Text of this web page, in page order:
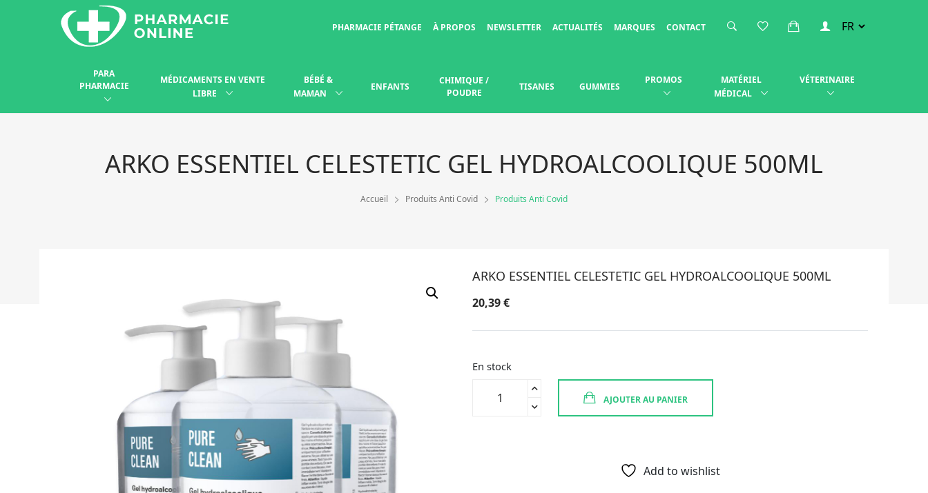
PHARMACIE PÉTANGE À PROPOS NEWSLETTER ACTUALITÉS MARQUES CONTACT
PARA
PHARMACIE
MÉDICAMENTS EN VENTE
LIBRE
BÉBÉ &
MAMAN
ENFANTS
CHIMIQUE /
POUDRE
TISANES GUMMIES
PROMOS
MATÉRIEL
MÉDICAL
VÉTERINAIRE
ARKO ESSENTIEL CELESTETIC GEL HYDROALCOOLIQUE 500ML
Accueil Produits Anti Covid Produits Anti Covid
ARKO ESSENTIEL CELESTETIC GEL HYDROALCOOLIQUE 500ML
20,39€
En stock
AJOUTER AU PANIER
Add to wishlist